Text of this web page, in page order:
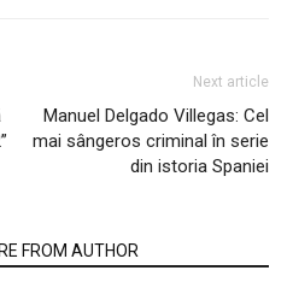
Next article
Manuel Delgado Villegas: Cel
mai sângeros criminal în serie
din istoria Spaniei
FROM AUTHOR